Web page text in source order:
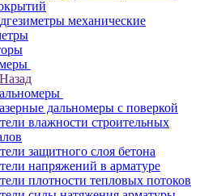
механические
Назад
дальномеры с поверкой
влажности строительных
защитного слоя бетона
напряжений в арматуре
плотности тепловых потоков